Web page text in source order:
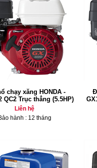
chạy xăng HONDA -
QC2 Trục thẳng (5.5HP)
Liên hệ
hành : 12 tháng